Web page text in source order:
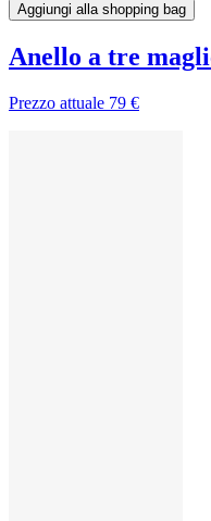
Aggiungi alla shopping bag
Anello a tre
Prezzo attuale 79 €